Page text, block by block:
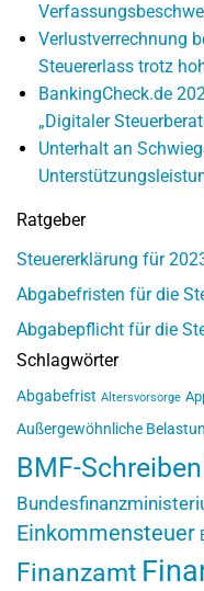
Verlustverrechnung
Steuererlass trotz
BankingCheck.de
„Digitaler
Unterhalt an
Ratgeber
Steuererklärung für
Abgabefristen für die
Abgabepflicht für die
Schlagwörter
Abgabefrist Altersvorsorge
Außergewöhnliche
BMF-Schreiben
Einkommensteuer
Finanzamt